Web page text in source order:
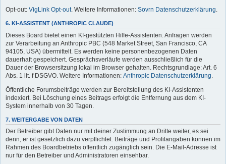
Opt-out: VigLink Opt-out. Weitere Informationen: Sovrn Datenschutzerklärung.
6. KI-ASSISTENT (ANTHROPIC CLAUDE)
Dieses Board bietet einen KI-gestützten Hilfe-Assistenten. Anfragen werden
zur Verarbeitung an Anthropic PBC (548 Market Street, San Francisco, CA
94105, USA) übermittelt. Es werden keine personenbezogenen Daten
dauerhaft gespeichert. Gesprächsverläufe werden ausschließlich für die
Dauer der Browsersitzung lokal im Browser gehalten. Rechtsgrundlage: Art. 6
Abs. 1 lit. f DSGVO. Weitere Informationen: Anthropic Datenschutzerklärung
Öffentliche Forumsbeiträge werden zur Bereitstellung des KI-Assistenten
indexiert. Bei Löschung eines Beitrags erfolgt die Entfernung aus dem KI-
System innerhalb von 30 Tagen.
7. WEITERGABE VON DATEN
Der Betreiber gibt Daten nur mit deiner Zustimmung an Dritte weiter, es sei
denn, er ist gesetzlich dazu verpflichtet. Beiträge und Profilangaben können im
Rahmen des Boardbetriebs öffentlich zugänglich sein. Die E-Mail-Adresse ist
nur für den Betreiber und Administratoren einsehbar.